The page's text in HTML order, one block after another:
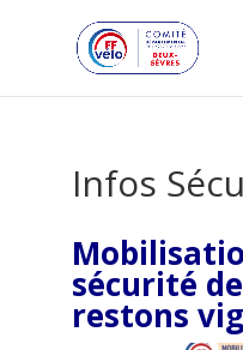
Infos
sécurité
restons